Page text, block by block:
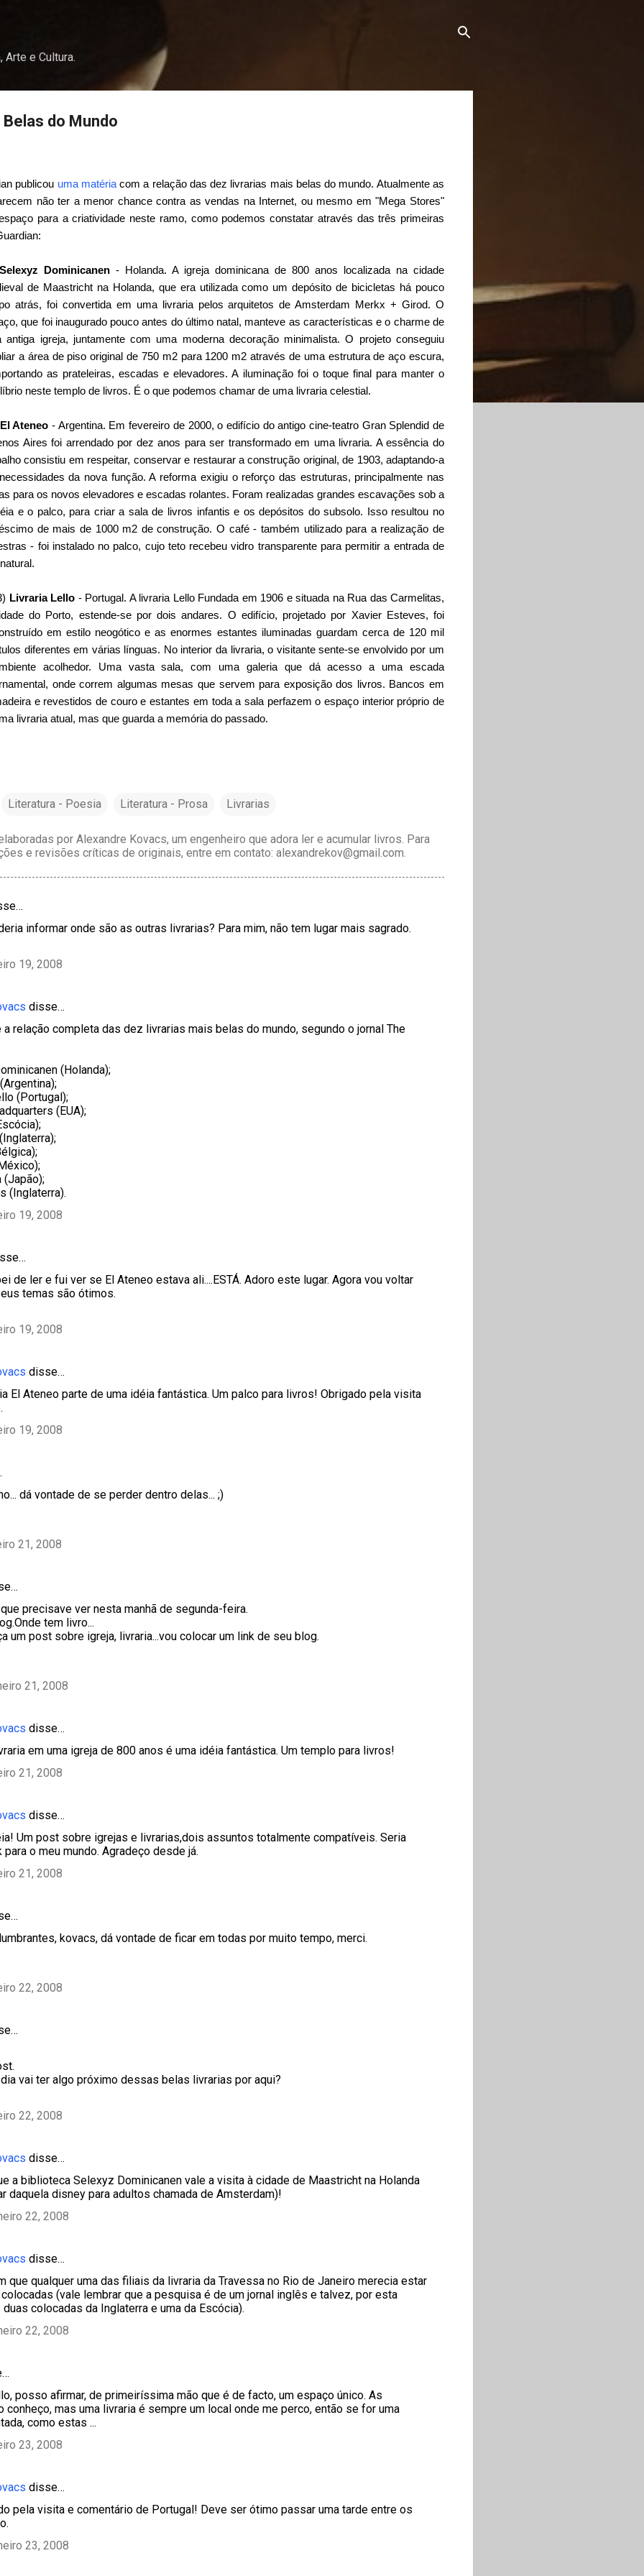
Arte e Cultura.
do Mundo
publicou uma matériacom a relação das dez livrarias mais belas do mundo. Atualmente as
não ter a menor chance contra as vendas na Internet, ou mesmo em "Mega Stores"
para a criatividade neste ramo, como podemos constatar através das três primeiras
Selexyz Dominicanen - Holanda. A igreja dominicana de 800 anos localizada na cidade
de Maastricht na Holanda, que era utilizada como um depósito de bicicletas há pouco
atrás, foi convertida em uma livraria pelos arquitetos de Amsterdam Merkx + Girod. O
que foi inaugurado pouco antes do último natal, manteve as características e o charme de
antiga igreja, juntamente com uma moderna decoração minimalista. O projeto conseguiu
a área de piso original de 750 m2 para 1200 m2 através de uma estrutura de aço escura,
as prateleiras, escadas e elevadores. A iluminação foi o toque final para manter o
neste templo de livros. É o que podemos chamar de uma livraria celestial.
El Ateneo- Argentina. Em fevereiro de 2000, o edifício do antigo cine-teatro Gran Splendid de
Aires foi arrendado por dez anos para ser transformado em uma livraria. A essência do
consistiu em respeitar, conservar e restaurar a construção original, de 1903, adaptando-a
da nova função. A reforma exigiu o reforço das estruturas, principalmente nas
para os novos elevadores e escadas rolantes. Foram realizadas grandes escavações sob a
e o palco, para criar a sala de livros infantis e os depósitos do subsolo. Isso resultou no
de mais de 1000 m2 de construção. O café - também utilizado para a realização de
- foi instalado no palco, cujo teto recebeu vidro transparente para permitir a entrada de
Livraria Lello - Portugal. A livraria Lello Fundada em 1906 e situada na Rua das Carmelitas,
do Porto, estende-se por dois andares. O edifício, projetado por Xavier Esteves, foi
em estilo neogótico e as enormes estantes iluminadas guardam cerca de 120 mil
diferentes em várias línguas. No interior da livraria, o visitante sente-se envolvido por um
acolhedor. Uma vasta sala, com uma galeria que dá acesso a uma escada
onde correm algumas mesas que servem para exposição dos livros. Bancos em
e revestidos de couro e estantes em toda a sala perfazem o espaço interior próprio de
livraria atual, mas que guarda a memória do passado.
Literatura - Poesia Literatura - Prosa
Livrarias
por Alexandre Kovacs, um engenheiro que adora ler e acumular livros. Para
e revisões críticas de originais, entre em contato: alexandrekov@gmail.com.
informar onde são as outras livrarias? Para mim, não tem lugar mais sagrado.
19, 2008
disse…
a relação completa das dez livrarias mais belas do mundo, segundo o jornal The
(Holanda);
(Portugal);
(EUA);
(Japão);
(Inglaterra).
19, 2008
de ler e fui ver se El Ateneo estava ali....ESTÁ. Adoro este lugar. Agora vou voltar
temas são ótimos.
19, 2008
disse…
El Ateneo parte de uma idéia fantástica. Um palco para livros! Obrigado pela visita
19, 2008
dá vontade de se perder dentro delas... ;)
21, 2008
precisave ver nesta manhã de segunda-feira.
tem livro...
um post sobre igreja, livraria...vou colocar um link de seu blog.
21, 2008
disse…
em uma igreja de 800 anos é uma idéia fantástica. Um templo para livros!
21, 2008
disse…
Um post sobre igrejas e livrarias,dois assuntos totalmente compatíveis. Seria
o meu mundo. Agradeço desde já.
21, 2008
kovacs, dá vontade de ficar em todas por muito tempo, merci.
22, 2008
vai ter algo próximo dessas belas livrarias por aqui?
22, 2008
disse…
a biblioteca Selexyz Dominicanen vale a visita à cidade de Maastricht na Holanda
daquela disney para adultos chamada de Amsterdam)!
22, 2008
disse…
que qualquer uma das filiais da livraria da Travessa no Rio de Janeiro merecia estar
(vale lembrar que a pesquisa é de um jornal inglês e talvez, por esta
colocadas da Inglaterra e uma da Escócia).
22, 2008
posso afirmar, de primeiríssima mão que é de facto, um espaço único. As
conheço, mas uma livraria é sempre um local onde me perco, então se for uma
como estas ...
23, 2008
disse…
pela visita e comentário de Portugal! Deve ser ótimo passar uma tarde entre os
23, 2008